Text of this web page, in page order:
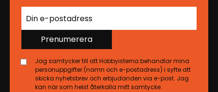
Prenumerera
Jag samtycker till att Hobbyisterna behandlar mina
personuppgifter (namn och e-postadress) i syfte att
skicka nyhetsbrev och erbjudanden via e-post. Jag
kan när som helst återkalla mitt samtycke.